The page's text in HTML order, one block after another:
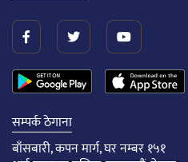
सम्पर्क ठेगाना
बाँसबारी, कपन मार्ग, घर नम्बर १५१